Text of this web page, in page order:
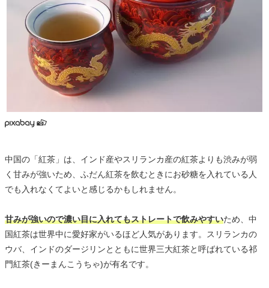
中国の「紅茶」は、インド産やスリランカ産の紅茶よりも渋みが弱
く甘みが強いため、ふだん紅茶を飲むときにお砂糖を入れている人
でも入れなくてよいと感じるかもしれません。
甘みが強いので濃い目に入れてもストレートで飲みやすいため、中
国紅茶は世界中に愛好家がいるほど人気があります。スリランカの
ウバ、インドのダージリンとともに世界三大紅茶と呼ばれている祁
門紅茶(きーまんこうちゃ)が有名です。